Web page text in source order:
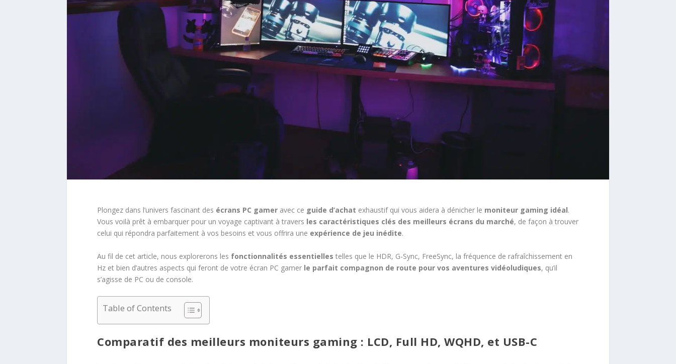
Plongez dans l’univers fascinant des écrans PC gamer avec ce guide d’achat exhaustif qui vous aidera à dénicher le moniteur gaming idéal.
Vous voilà prêt à embarquer pour un voyage captivant à travers les caractéristiques clés des meilleurs écrans du marché, de façon à trouver
celui qui répondra parfaitement à vos besoins et vous offrira une expérience de jeu inédite.
Au fil de cet article, nous explorerons les fonctionnalités essentielles telles que le HDR, G-Sync, FreeSync, la fréquence de rafraîchissement en
Hz et bien d’autres aspects qui feront de votre écran PC gamer le parfait compagnon de route pour vos aventures vidéoludiques, qu’il
s’agisse de PC ou de console.
Table of Contents
Comparatif des meilleurs moniteurs gaming : LCD, Full HD, WQHD, et USB-C